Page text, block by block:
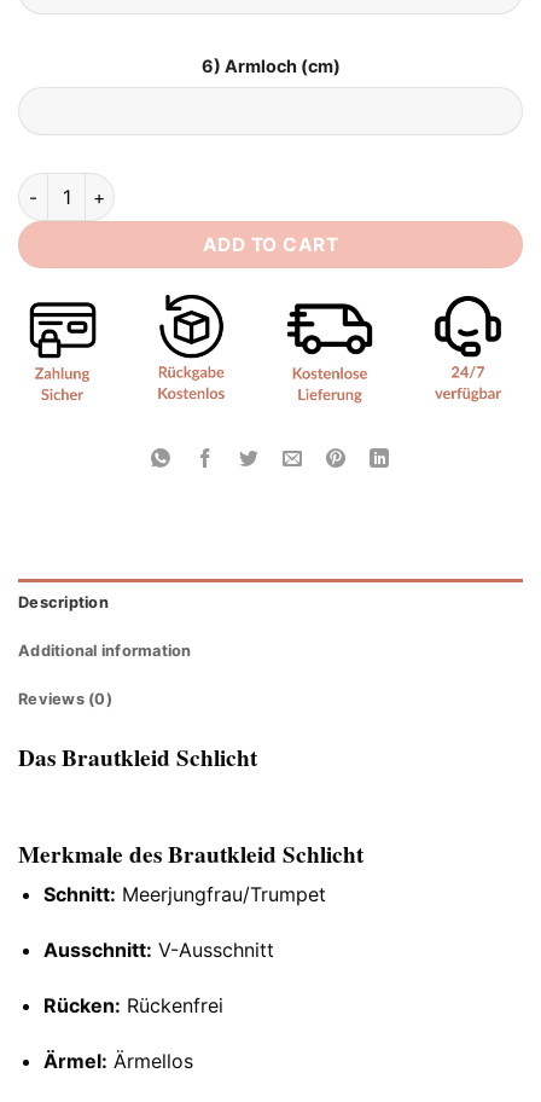
6) Armloch (cm)
Brautkleid Schlicht quantity
ADD TO CART
Description
Additional information
Reviews (0)
Das Brautkleid Schlicht
Merkmale des Brautkleid Schlicht
Schnitt: Meerjungfrau/Trumpet
Ausschnitt: V-Ausschnitt
Rücken: Rückenfrei
Ärmel: Ärmellos